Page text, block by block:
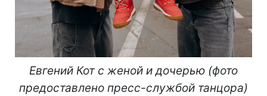
Евгений Кот с женой и дочерью (фото
предоставлено пресс-службой танцора)